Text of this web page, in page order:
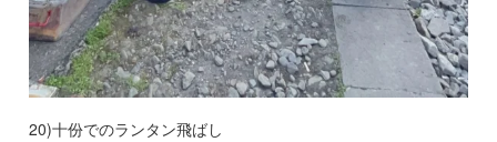
20)十份でのランタン飛ばし